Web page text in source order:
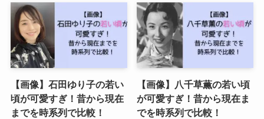
【画像】石田ゆり子の若い
頃が可愛すぎ！昔から現在
までを時系列で比較！
【画像】八千草薫の若い頃
が可愛すぎ！昔から現在ま
でを時系列で比較！